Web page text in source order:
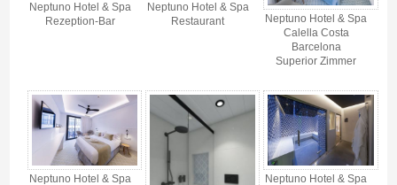
Neptuno Hotel & Spa
Rezeption-Bar
Neptuno Hotel & Spa
Restaurant
Neptuno Hotel & Spa
Calella Costa
Barcelona
Superior Zimmer
Neptuno Hotel & Spa Neptuno Hotel & Spa